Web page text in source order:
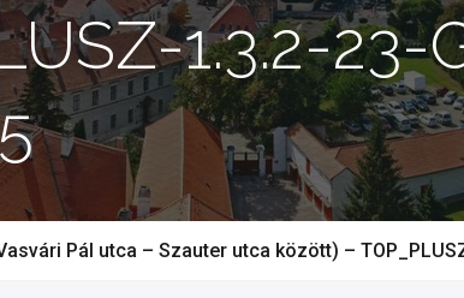
1.3.2-23-
Pál utca – Szauter utca között) –